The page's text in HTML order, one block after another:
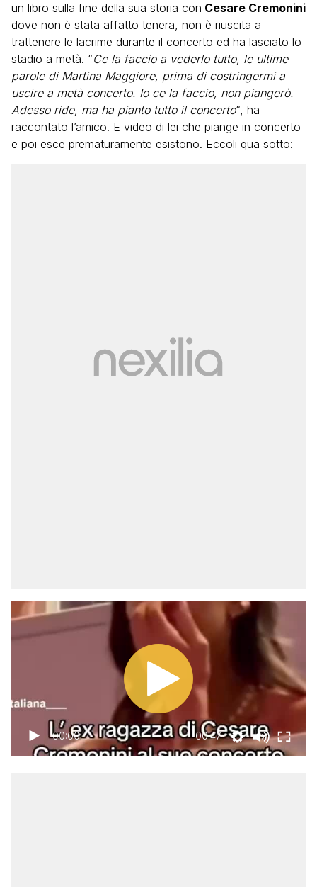
un libro sulla fine della sua storia con Cesare Cremonini
dove non è stata affatto tenera, non è riuscita a
trattenere le lacrime durante il concerto ed ha lasciato lo
stadio a metà. “Ce la faccio a vederlo tutto, le ultime
parole di Martina Maggiore, prima di costringermi a
uscire a metà concerto. Io ce la faccio, non piangerò.
Adesso ride, ma ha pianto tutto il concerto“, ha
raccontato l’amico. E video di lei che piange in concerto
e poi esce prematuramente esistono. Eccoli qua sotto:
00:00 00:47